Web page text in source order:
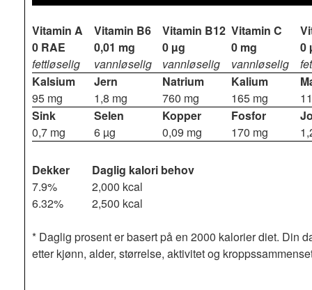
Vitamin A
0 RAE
fettløselig
Vitamin B6
0,01 mg
vannløselig
Vitamin B12
0 µg
vannløselig
Vitamin C
0 mg
vannløselig
0
Kalsium
95 mg
Jern
1,8 mg
Natrium
760 mg
Kalium
165 mg
Sink
0,7 mg
Selen
6 µg
Kopper
0,09 mg
Fosfor
170 mg
Dekker
Daglig kalori behov
7.9%
2,000 kcal
6.32%
2,500 kcal
* Daglig prosent er basert på en 2000 kalorier diet. Din
etter kjønn, alder, størrelse, aktivitet og